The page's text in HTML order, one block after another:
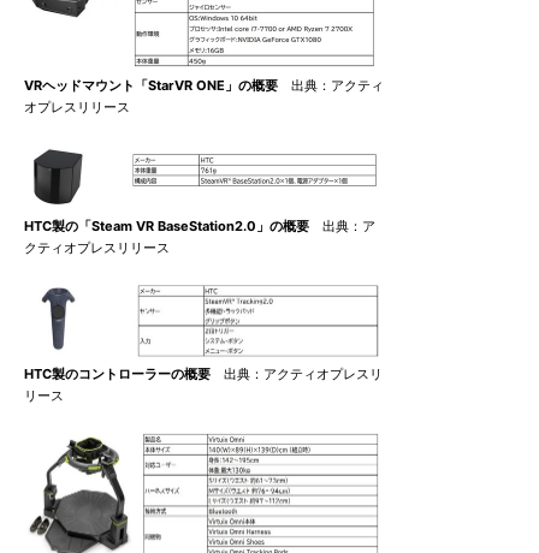
VRヘッドマウント「StarVR ONE」の概要 出典：アクティ
オプレスリリース
HTC製の「Steam VR BaseStation2.0」の概要 出典：ア
クティオプレスリリース
HTC製のコントローラーの概要 出典：アクティオプレスリ
リース